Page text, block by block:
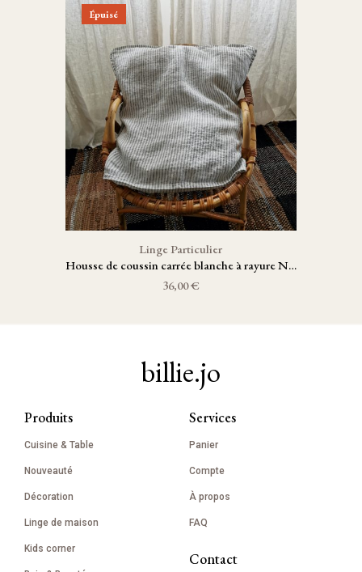
Épuisé
Linge Particulier
Housse de coussin carrée blanche à rayure Noire
36,00 €
billie.jo
Produits
Cuisine & Table
Nouveauté
Décoration
Linge de maison
Kids corner
Services
Panier
Compte
À propos
FAQ
Contact